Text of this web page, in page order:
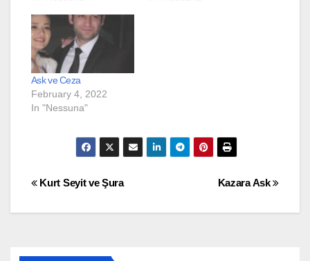
Ask ve Ceza
February 4, 2022
In "Nessuna"
Post
navigation
Kazara Ask
Kurt Seyit ve Şura